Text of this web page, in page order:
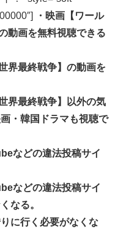
・映画【ワール
動画を無料視聴できる
界最終戦争】の動画を
界最終戦争】以外の気
・韓国ドラマも視聴で
などの違法投稿サイ
などの違法投稿サイ
なる。
に行く必要がなくな